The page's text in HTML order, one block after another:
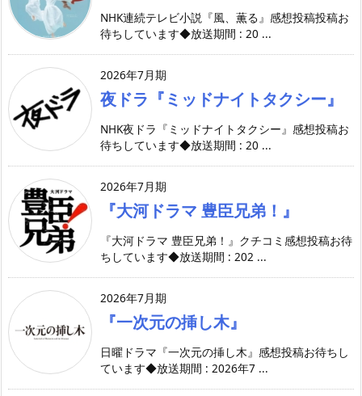
NHK連続テレビ小説『風、薫る』感想投稿投稿お
待ちしています◆放送期間 : 20 ...
2026年7月期
夜ドラ『ミッドナイトタクシー』
NHK夜ドラ『ミッドナイトタクシー』感想投稿お
待ちしています◆放送期間 : 20 ...
2026年7月期
『大河ドラマ 豊臣兄弟！』
『大河ドラマ 豊臣兄弟！』クチコミ感想投稿お待
ちしています◆放送期間 : 202 ...
2026年7月期
『一次元の挿し木』
日曜ドラマ『一次元の挿し木』感想投稿お待ちし
ています◆放送期間 : 2026年7 ...